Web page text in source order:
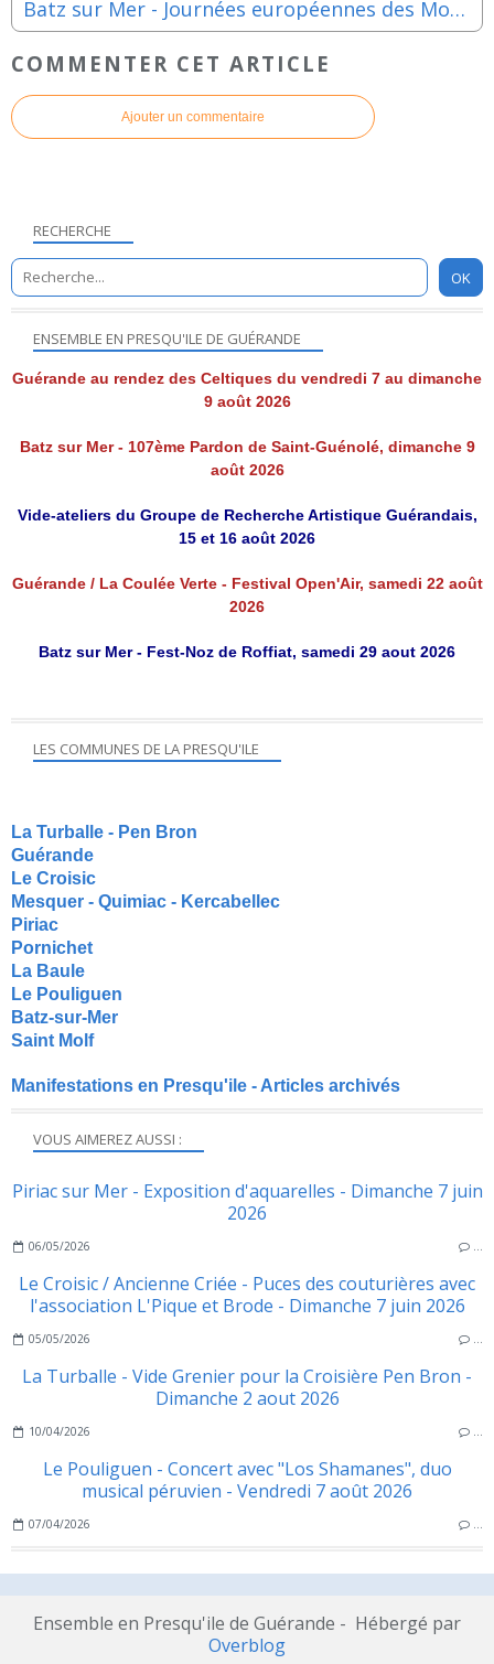
Batz sur Mer - Journées européennes des Moulins et du Patrimoine Meulier - Dimanche 17 mai 2026
COMMENTER CET ARTICLE
Ajouter un commentaire
RECHERCHE
VOUS AIMEREZ AUSSI :
Piriac sur Mer - Exposition d'aquarelles - Dimanche 7 juin
2026
06/05/2026 …
Le Croisic / Ancienne Criée - Puces des couturières avec
l'association L'Pique et Brode - Dimanche 7 juin 2026
05/05/2026 …
La Turballe - Vide Grenier pour la Croisière Pen Bron -
Dimanche 2 aout 2026
10/04/2026 …
Le Pouliguen - Concert avec "Los Shamanes", duo
musical péruvien - Vendredi 7 août 2026
07/04/2026 …
ENSEMBLE EN PRESQU'ILE DE GUÉRANDE
Guérande au rendez des Celtiques du vendredi 7 au dimanche
9 août 2026
Batz sur Mer - 107ème Pardon de Saint-Guénolé, dimanche 9
août 2026
Vide-ateliers du Groupe de Recherche Artistique Guérandais,
15 et 16 août 2026
Guérande / La Coulée Verte - Festival Open'Air, samedi 22 août
2026
Batz sur Mer - Fest-Noz de Roffiat, samedi 29 aout 2026
LES COMMUNES DE LA PRESQU'ILE
La Turballe - Pen Bron
Guérande
Le Croisic
Mesquer - Quimiac - Kercabellec
Piriac
Pornichet
La Baule
Le Pouliguen
Batz-sur-Mer
Saint Molf
Manifestations en Presqu'ile - Articles archivés
Ensemble en Presqu'ile de Guérande - Hébergé par
Overblog